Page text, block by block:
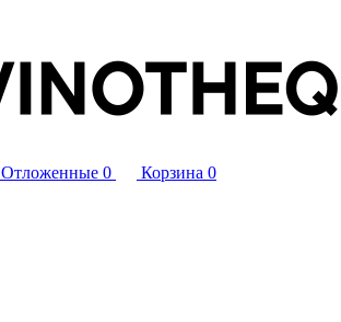
Отложенные 0 Корзина 0